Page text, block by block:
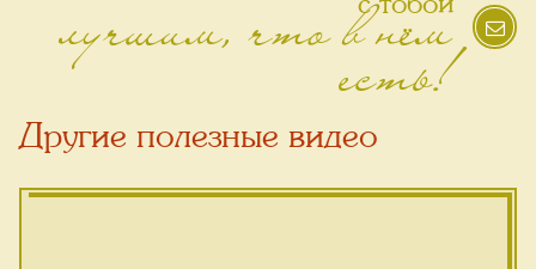
лучшим, что в нём
есть!
Другие полезные видео